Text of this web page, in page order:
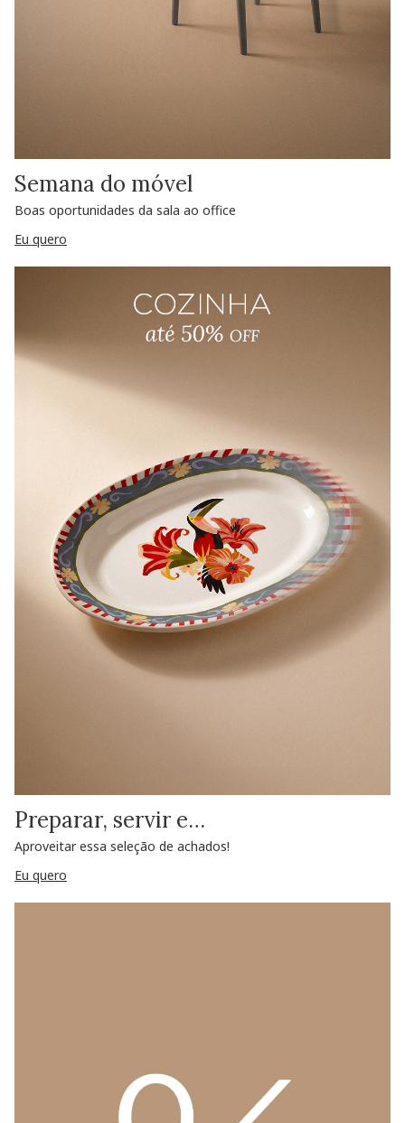
Semana do móvel
Boas oportunidades da sala ao office
Eu quero
Preparar, servir e…
Aproveitar essa seleção de achados!
Eu quero